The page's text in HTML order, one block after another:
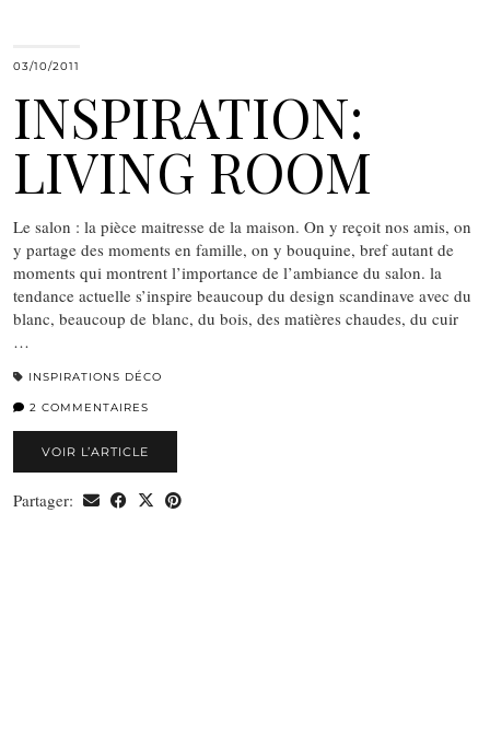
03/10/2011
INSPIRATION:
LIVING ROOM
Le salon : la pièce maitresse de la maison. On y reçoit nos amis, on
y partage des moments en famille, on y bouquine, bref autant de
moments qui montrent l’importance de l’ambiance du salon. la
tendance actuelle s’inspire beaucoup du design scandinave avec du
blanc, beaucoup de blanc, du bois, des matières chaudes, du cuir
…
INSPIRATIONS DÉCO
2 COMMENTAIRES
VOIR L’ARTICLE
Partager: